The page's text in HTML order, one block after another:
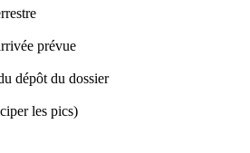
prévue
dépôt du dossier
les pics)